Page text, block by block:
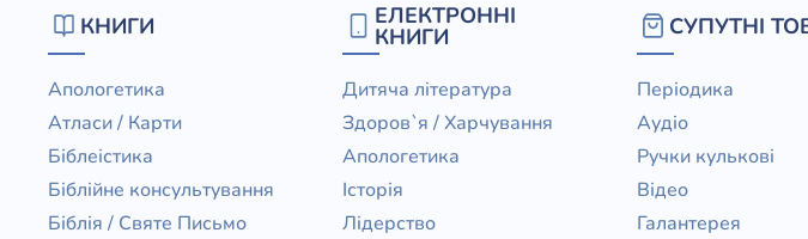
КНИГИ
Апологетика
Атласи / Карти
Біблеістика
Біблійне консультування
Біблія / Святе Письмо
ЕЛЕКТРОННІ
КНИГИ
Дитяча література
Здоров`я / Харчування
Апологетика
Історія
Лідерство
СУПУТНІ
Періодика
Аудіо
Ручки кулькові
Відео
Галантерея